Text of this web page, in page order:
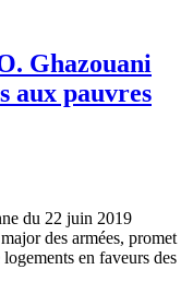
Ghazouani
aux pauvres
du 22 juin 2019
des armées, promet
en faveurs des